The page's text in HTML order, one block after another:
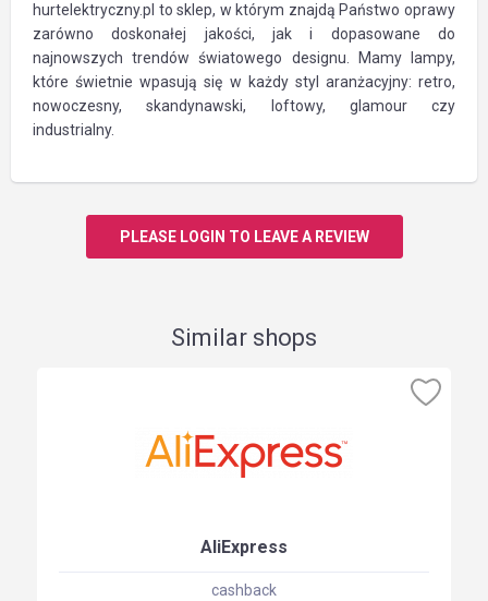
hurtelektryczny.pl to sklep, w którym znajdą Państwo oprawy
zarówno doskonałej jakości, jak i dopasowane do
najnowszych trendów światowego designu. Mamy lampy,
które świetnie wpasują się w każdy styl aranżacyjny: retro,
nowoczesny, skandynawski, loftowy, glamour czy
industrialny.
PLEASE LOGIN TO LEAVE A REVIEW
Similar shops
AliExpress
cashback